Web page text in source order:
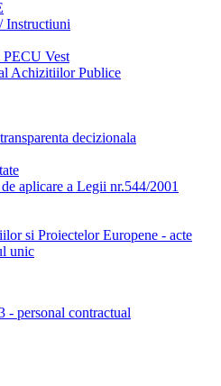
Instructiuni
Vest
Achizitiilor Publice
decizionala
aplicare a Legii nr.544/2001
si Proiectelor Europene - acte
unic
- personal contractual